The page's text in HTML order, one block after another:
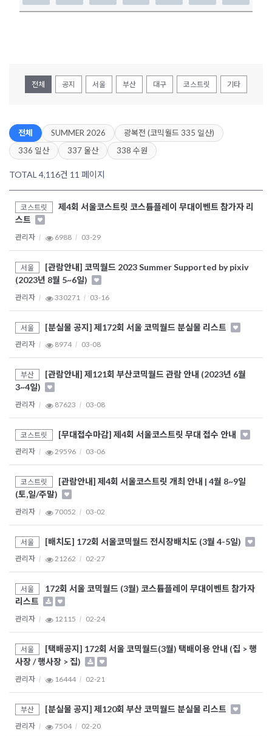
전체 공지 서울 부산 대구 코스트릿 기타
전체 SUMMER 2026
광복전 (코믹월드 335 일산)
336 일산
337 울산 338 수원
TOTAL 4,116건 11 페이지
코스트릿
제4회 서울코스트릿 코스튬플레이 무대이벤트 참가자 리
스트
관리자 6988 03-29
서울
[관람안내] 코믹월드 2023 Summer Supported by pixiv
(2023년 8월 5~6일)
관리자 330271 03-16
서울 [분실물 공지] 제172회 서울 코믹월드 분실물 리스트
관리자 8974 03-08
부산
[관람안내] 제121회 부산코믹월드 관람 안내 (2023년 6월
3~4일)
관리자 87623 03-08
코스트릿 [무대접수마감] 제4회 서울코스트릿 무대 접수 안내
관리자 29596 03-06
코스트릿
[관람안내] 제4회 서울코스트릿 개최 안내 | 4월 8~9일
(토,일/주말)
관리자 70052 03-02
서울 [배치도] 172회 서울코믹월드 전시장배치도 (3월 4-5일)
관리자 21262 02-27
서울
172회 서울 코믹월드 (3월) 코스튬플레이 무대이벤트 참가자
리스트
관리자 12115 02-24
서울
[택배공지] 172회 서울 코믹월드(3월) 택배이용 안내 (집 > 행
사장 / 행사장 > 집)
관리자 16444 02-21
부산 [분실물 공지] 제120회 부산 코믹월드 분실물 리스트
관리자 7504 02-20